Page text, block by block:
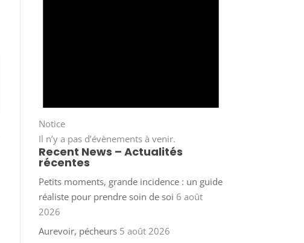
Notice
Il n’y a pas d’évènements à venir.
Recent News – Actualités
récentes
Petits moments, grande incidence : un guide
réaliste pour prendre soin de soi 6 août
2026
Aurevoir, pécheurs 5 août 2026